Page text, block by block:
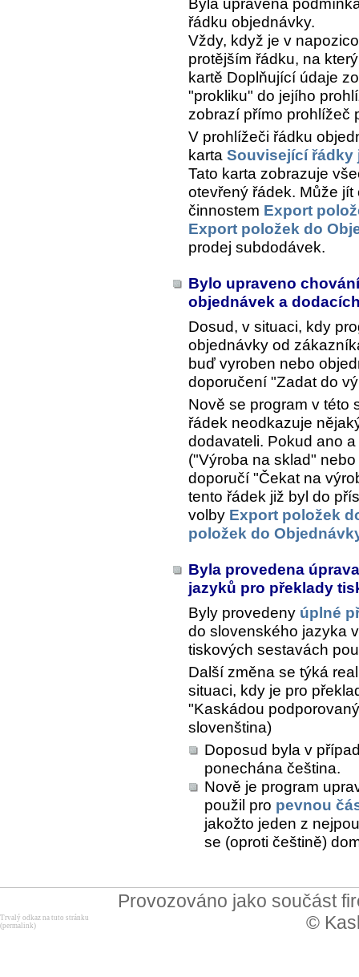
Byla upravena
řádku objednávky.
Vždy, když je v
protějším řádku, na
kartě Doplňující údaje
"prokliku" do jejího
zobrazí přímo prohlížeč
V prohlížeči řádku
karta Související řádky
Tato karta zobrazuje
otevřený řádek. Může
činnostem Export
Export položek do
prodej subdodávek.
Bylo upraveno
objednávek a
Dosud, v situaci, kdy
objednávky od
buď vyroben nebo
doporučení "Zadat do
Nově se program v této
řádek neodkazuje
dodavateli. Pokud ano
("Výroba na sklad"
doporučí "Čekat na
tento řádek již byl do
volby Export položek
položek do
Byla provedena
jazyků pro překlady
Byly provedeny úplné
do slovenského jazyka
tiskových sestavách
Další změna se týká
situaci, kdy je pro
"Kaskádou
slovenština)
Doposud byla v
ponechána čeština.
Nově je program
použil pro pevnou
jakožto jeden z
se (oproti češtině)
Provozováno jako součást
©
Trvalý odkaz na tuto stránku
(permalink)